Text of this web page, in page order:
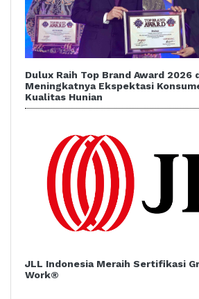
Dulux Raih Top Brand Award 2026
Meningkatnya Ekspektasi
Kualitas Hunian
JLL Indonesia Meraih Sertifikasi
Work®